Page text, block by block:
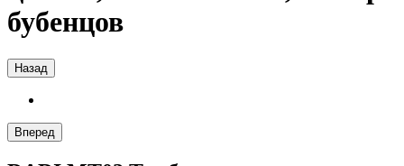
бубенцов
Назад
Вперед